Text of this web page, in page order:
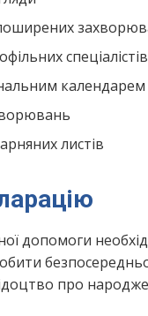
спеціалістів
листів
допомоги
про